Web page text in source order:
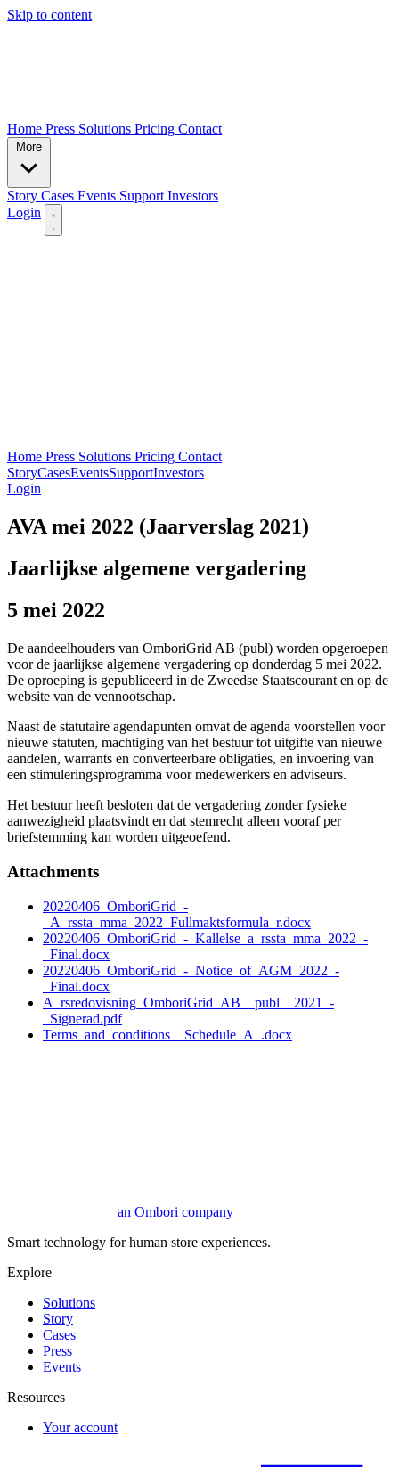
Skip to content
Home Press Solutions Pricing Contact
Story Cases Events SupportInvestors
Login
Home Press Solutions Pricing Contact
StoryCasesEventsSupportInvestors
Login
AVA mei 2022 (Jaarverslag 2021)
Jaarlijkse algemene vergadering
5 mei 2022
De aandeelhouders van OmboriGrid AB (publ) worden opgeroepen
voor de jaarlijkse algemene vergadering op donderdag 5 mei 2022.
De oproeping is gepubliceerd in de Zweedse Staatscourant en op de
website van de vennootschap.
Naast de statutaire agendapunten omvat de agenda voorstellen voor
nieuwe statuten, machtiging van het bestuur tot uitgifte van nieuwe
aandelen, warrants en converteerbare obligaties, en invoering van
een stimuleringsprogramma voor medewerkers en adviseurs.
Het bestuur heeft besloten dat de vergadering zonder fysieke
aanwezigheid plaatsvindt en dat stemrecht alleen vooraf per
briefstemming kan worden uitgeoefend.
Attachments
20220406_OmboriGrid_-
_A_rssta_mma_2022_Fullmaktsformula_r.docx
20220406_OmboriGrid_-_Kallelse_a_rssta_mma_2022_-
_Final.docx
20220406_OmboriGrid_-_Notice_of_AGM_2022_-
_Final.docx
A_rsredovisning_OmboriGrid_AB__publ__2021_-
_Signerad.pdf
Terms_and_conditions__Schedule_A_.docx
an Ombori company
Smart technology for human store experiences.
Explore
Solutions
Story
Cases
Press
Events
Resources
Your account